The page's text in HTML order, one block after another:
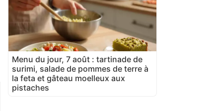
Menu du jour, 7 août : tartinade de
surimi, salade de pommes de terre à
la feta et gâteau moelleux aux
pistaches